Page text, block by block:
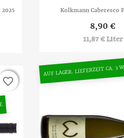
Vorschau
Kolkmann Caberesco
8,90 €
11,87 € Liter
favorite_border
favorite_border
AUF LAGER. LIEFERZEIT CA. 3